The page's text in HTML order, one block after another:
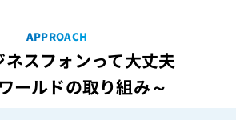
APPROACH
ネスフォンって大丈夫
ールドの取り組み～